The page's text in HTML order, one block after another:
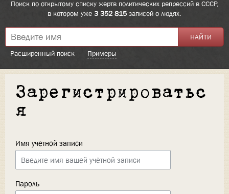
Поиск по открытому списку жертв политических репрессий в СССР,
в котором уже 3 352 815 записей о людях.
Расширенный поиск Примеры
Зарегистрироватьс
я
Имя учётной записи
Пароль